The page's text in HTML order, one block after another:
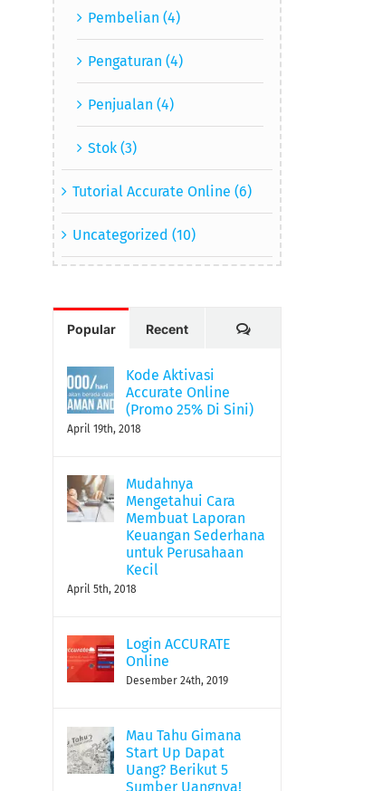
Pembelian (4)
Pengaturan (4)
Penjualan (4)
Stok (3)
Tutorial Accurate Online (6)
Uncategorized (10)
Popular Recent Comments
Kode Aktivasi
Accurate Online
(Promo 25% Di Sini)
April 19th, 2018
Mudahnya
Mengetahui Cara
Membuat Laporan
Keuangan Sederhana
untuk Perusahaan
Kecil
April 5th, 2018
Login ACCURATE
Online
Desember 24th, 2019
Mau Tahu Gimana
Start Up Dapat
Uang? Berikut 5
Sumber Uangnya!